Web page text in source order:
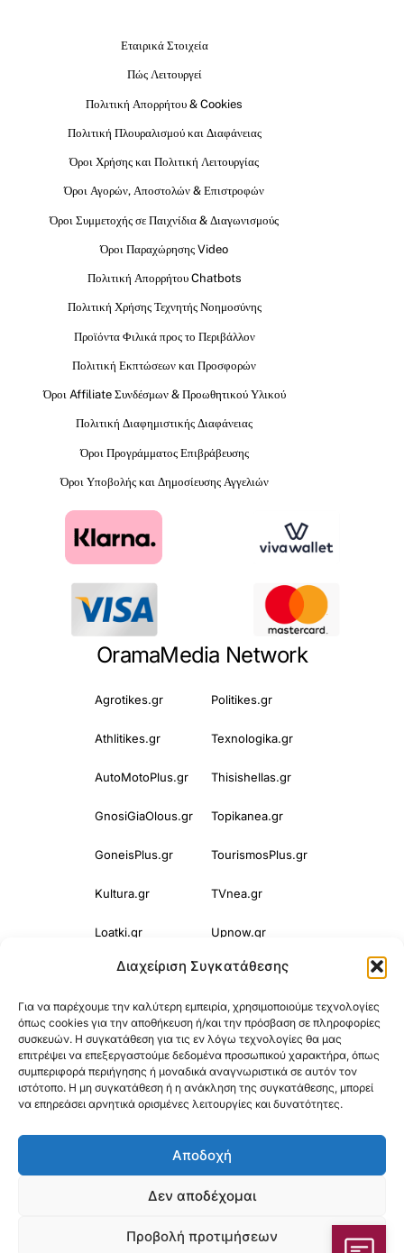
Διαχείριση Συγκατάθεσης
Για να παρέχουμε την καλύτερη εμπειρία, χρησιμοποιούμε τεχνολογίες
όπως cookies για την αποθήκευση ή/και την πρόσβαση σε πληροφορίες
συσκευών. Η συγκατάθεση για τις εν λόγω τεχνολογίες θα μας
επιτρέψει να επεξεργαστούμε δεδομένα προσωπικού χαρακτήρα, όπως
συμπεριφορά περιήγησης ή μοναδικά αναγνωριστικά σε αυτόν τον
ιστότοπο. Η μη συγκατάθεση ή η ανάκληση της συγκατάθεσης, μπορεί
να επηρεάσει αρνητικά ορισμένες λειτουργίες και δυνατότητες.
Αποδοχή
Δεν αποδέχομαι
Προβολή προτιμήσεων
Εταιρικά Στοιχεία
Πώς Λειτουργεί
Πολιτική Απορρήτου & Cookies
Πολιτική Πλουραλισμού και Διαφάνειας
Όροι Χρήσης και Πολιτική Λειτουργίας
Όροι Αγορών, Αποστολών & Επιστροφών
Όροι Συμμετοχής σε Παιχνίδια & Διαγωνισμούς
Όροι Παραχώρησης Video
Πολιτική Απορρήτου Chatbots
Πολιτική Χρήσης Τεχνητής Νοημοσύνης
Προϊόντα Φιλικά προς το Περιβάλλον
Πολιτική Εκπτώσεων και Προσφορών
Όροι Affiliate Συνδέσμων & Προωθητικού Υλικού
Πολιτική Διαφημιστικής Διαφάνειας
Όροι Προγράμματος Επιβράβευσης
Όροι Υποβολής και Δημοσίευσης Αγγελιών
OramaMedia Network
Agrotikes.gr Politikes.gr
Athlitikes.gr Texnologika.gr
AutoMotoPlus.gr Thisishellas.gr
GnosiGiaOlous.gr Topikanea.gr
GoneisPlus.gr TourismosPlus.gr
Kultura.gr TVnea.gr
Loatki.gr Upnow.gr
Loveis.gr VresSyntages.gr
ModernaGynaika.gr Xristianika.gr
OikonomiaPlus.gr ZoumeKalytera.gr
Oikotropia.gr ZoumeSpiti.gr
© 2025Orama Group(Orama Group Μ.Ι.Κ.Ε.) | Α.Φ.Μ. 801086294 –
Ελλάδα |